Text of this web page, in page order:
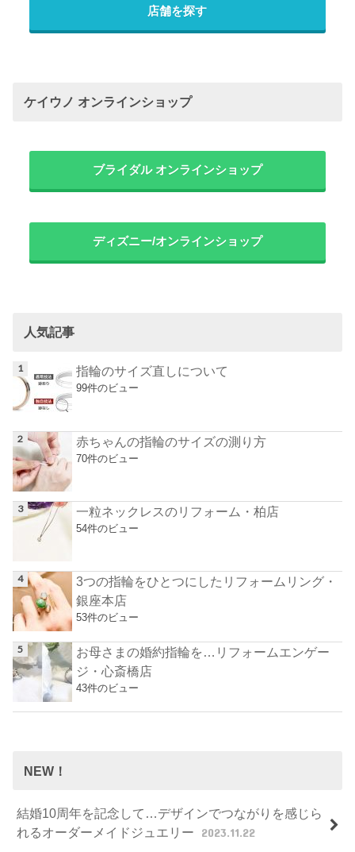
店舗を探す
ケイウノ オンラインショップ
ブライダル オンラインショップ
ディズニー/オンラインショップ
人気記事
指輪のサイズ直しについて
99件のビュー
赤ちゃんの指輪のサイズの測り方
70件のビュー
一粒ネックレスのリフォーム・柏店
54件のビュー
3つの指輪をひとつにしたリフォームリング・
銀座本店
53件のビュー
お母さまの婚約指輪を…リフォームエンゲー
ジ・心斎橋店
43件のビュー
NEW！
結婚10周年を記念して…デザインでつながりを感じら
れるオーダーメイドジュエリー
2023.11.22